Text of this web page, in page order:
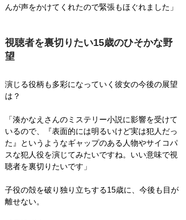
んが声をかけてくれたので緊張もほぐれました」
視聴者を裏切りたい15歳のひそかな野
望
演じる役柄も多彩になっていく彼女の今後の展望
は？
「湊かなえさんのミステリー小説に影響を受けて
いるので、『表面的には明るいけど実は犯人だっ
た』というようなギャップのある人物やサイコパ
スな犯人役を演じてみたいですね。いい意味で視
聴者を裏切りたいです」
子役の殻を破り独り立ちする15歳に、今後も目が
離せない。